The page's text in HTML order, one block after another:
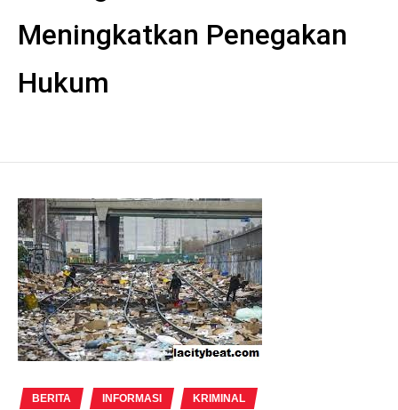
Meningkatkan Penegakan
Hukum
BERITA INFORMASI KRIMINAL